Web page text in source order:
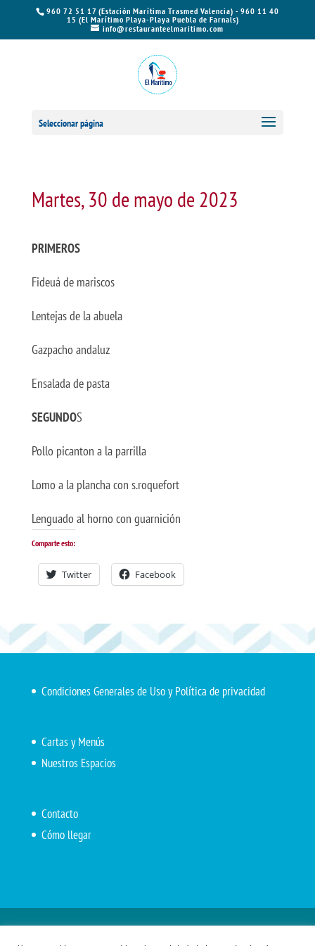
960 72 51 17 (Estación Marítima Trasmed Valencia) - 960 11 40
15 (El Marítimo Playa-Playa Puebla de Farnals)
info@restauranteelmaritimo.com
Seleccionar página
Martes, 30 de mayo de 2023
PRIMEROS
Fideuá de mariscos
Lentejas de la abuela
Gazpacho andaluz
Ensalada de pasta
SEGUNDOS
Pollo picanton a la parrilla
Lomo a la plancha con s.roquefort
Lenguado al horno con guarnición
Comparte esto:
Twitter Facebook
Condiciones Generales de Uso y Política de privacidad
Cartas y Menús
Nuestros Espacios
Contacto
Cómo llegar